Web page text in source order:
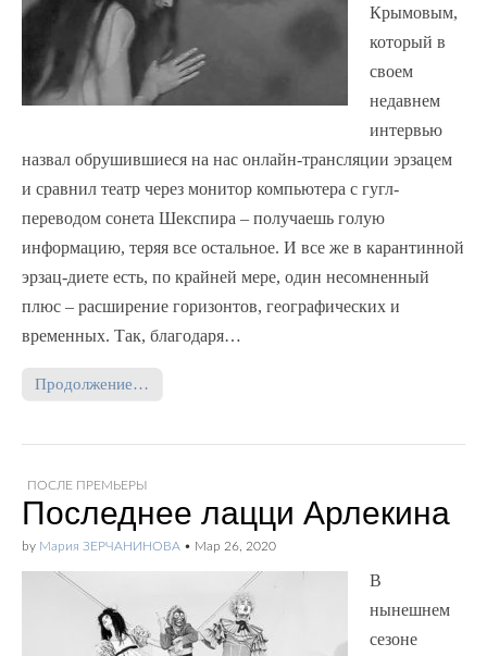
Крымовым,
который в
своем
недавнем
интервью
назвал обрушившиеся на нас онлайн-трансляции эрзацем
и сравнил театр через монитор компьютера с гугл-
переводом сонета Шекспира – получаешь голую
информацию, теряя все остальное. И все же в карантинной
эрзац-диете есть, по крайней мере, один несомненный
плюс – расширение горизонтов, географических и
временных. Так, благодаря…
Продолжение…
ПОСЛЕ ПРЕМЬЕРЫ
Последнее лацци Арлекина
by Мария ЗЕРЧАНИНОВА • Мар 26, 2020
В
нынешнем
сезоне